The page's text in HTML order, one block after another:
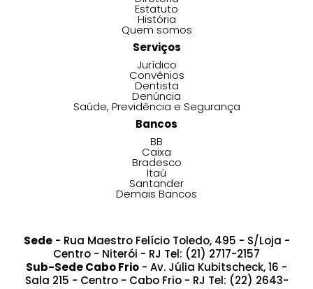
Estatuto
História
Quem somos
Serviços
Jurídico
Convênios
Dentista
Denúncia
Saúde, Previdência e Segurança
Bancos
BB
Caixa
Bradesco
Itaú
Santander
Demais Bancos
Sede- Rua Maestro Felício Toledo, 495 - S/Loja -
Centro - Niterói - RJ Tel: (21) 2717-2157
Sub-Sede Cabo Frio - Av. Júlia Kubitscheck, 16 -
Sala 215 - Centro - Cabo Frio - RJ Tel: (22) 2643-